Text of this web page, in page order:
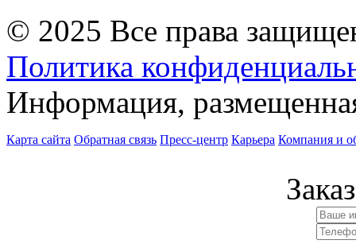
© 2025 Все права
Политика
Информация,
Карта сайта Обратная связь Пресс-центр Карьера Компания и